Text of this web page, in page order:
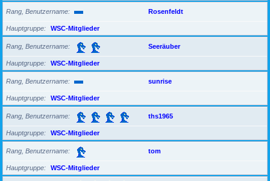
Rang, Benutzername Rosenfeldt
Hauptgruppe WSC-Mitglieder
Rang, Benutzername Seeräuber
Hauptgruppe WSC-Mitglieder
Rang, Benutzername sunrise
Hauptgruppe WSC-Mitglieder
Rang, Benutzername ths1965
Hauptgruppe WSC-Mitglieder
Rang, Benutzername tom
Hauptgruppe WSC-Mitglieder